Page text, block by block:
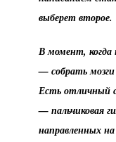
выберет второе.
В момент,
— собрать мозги
Есть отличный
— пальчиковая
направленных